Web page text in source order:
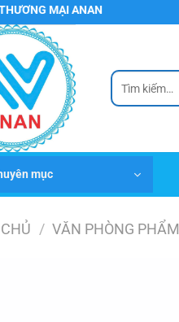
MẠI ANAN
Tìm
kiếm:
mục
/ VĂN PHÒNG PHẨM